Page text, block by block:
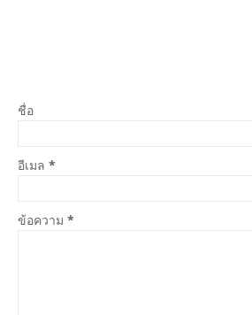
ชื่อ
อีเมล *
ข้อความ *